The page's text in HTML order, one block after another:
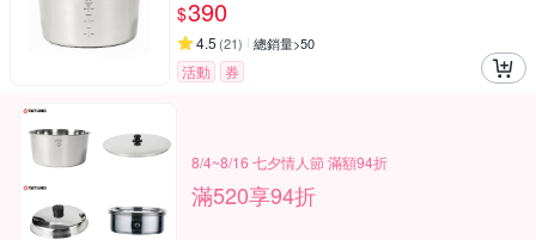
$390
4.5 (21) 總銷量>50
活動 券
8/4~8/16 七夕情人節 滿額94折
滿520享94折